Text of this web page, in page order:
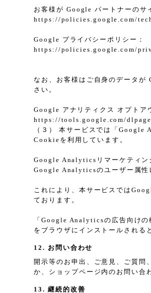
お客様が Google パートナーのサ
https://policies.google.com/
Google プライバシーポリシー：
https://policies.google.com/
なお、お客様はご自身のデータ
さい。
Google アナリティクス オプトア
https://tools.google.com/
（３） 本サービスでは「
Cookieを利用しています。
Google Analyticsリマーケティン
Google Analyticsのユーザー属性
これにより、本サービスでは
ております。
「Google Analyticsの広告向け
をブラウザにインストールされる
12. お問い合わせ
開示等のお申出、ご意見、ご質問
か、ショップページ内のお問い合
13. 継続的改善